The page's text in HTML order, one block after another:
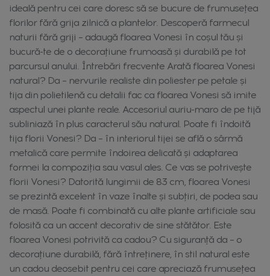
ideală pentru cei care doresc să se bucure de frumusețea
florilor fără grija zilnică a plantelor. Descoperă farmecul
naturii fără griji – adaugă floarea Vonesi în coșul tău și
bucură-te de o decorațiune frumoasă și durabilă pe tot
parcursul anului. Întrebări frecvente Arată floarea Vonesi
natural? Da – nervurile realiste din poliester pe petale și
tija din polietilenă cu detalii fac ca floarea Vonesi să imite
aspectul unei plante reale. Accesoriul auriu-maro de pe tijă
subliniază în plus caracterul său natural. Poate fi îndoită
tija florii Vonesi? Da – în interiorul tijei se află o sârmă
metalică care permite îndoirea delicată și adaptarea
formei la compoziția sau vasul ales. Ce vas se potrivește
florii Vonesi? Datorită lungimii de 83 cm, floarea Vonesi
se prezintă excelent în vaze înalte și subțiri, de podea sau
de masă. Poate fi combinată cu alte plante artificiale sau
folosită ca un accent decorativ de sine stătător. Este
floarea Vonesi potrivită ca cadou? Cu siguranță da – o
decorațiune durabilă, fără întreținere, în stil natural este
un cadou deosebit pentru cei care apreciază frumusețea